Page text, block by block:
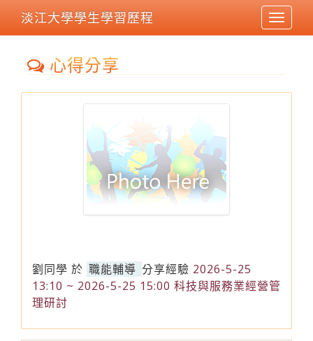
Toggle
淡江大學學生學習歷程
心得分享
劉同學 於 職能輔導 分享經驗 2026-5-25
13:10 ~ 2026-5-25 15:00 科技與服務業經營管
理研討